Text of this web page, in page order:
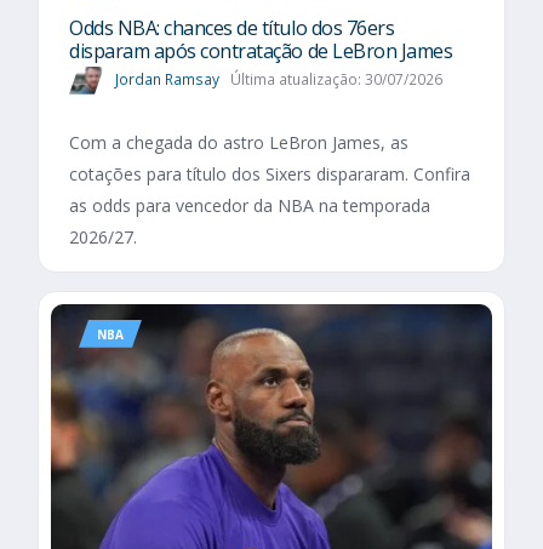
Odds NBA: chances de título dos 76ers
disparam após contratação de LeBron James
Jordan Ramsay Última atualização: 30/07/2026
Com a chegada do astro LeBron James, as
cotações para título dos Sixers dispararam. Confira
as odds para vencedor da NBA na temporada
2026/27.
NBA